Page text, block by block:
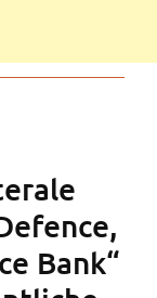
Bank“